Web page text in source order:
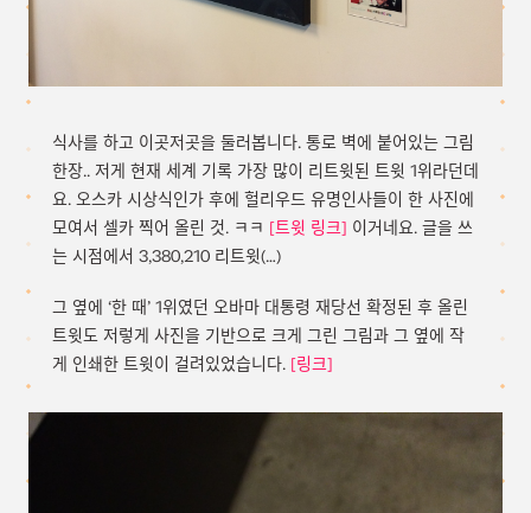
식사를 하고 이곳저곳을 둘러봅니다. 통로 벽에 붙어있는 그림
한장.. 저게 현재 세계 기록 가장 많이 리트윗된 트윗 1위라던데
요. 오스카 시상식인가 후에 헐리우드 유명인사들이 한 사진에
모여서 셀카 찍어 올린 것. ㅋㅋ [트윗 링크] 이거네요. 글을 쓰
는 시점에서 3,380,210 리트윗(…)
그 옆에 ‘한 때’ 1위였던 오바마 대통령 재당선 확정된 후 올린
트윗도 저렇게 사진을 기반으로 크게 그린 그림과 그 옆에 작
게 인쇄한 트윗이 걸려있었습니다. [링크]